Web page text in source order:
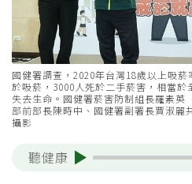
國健署調查，2020年台灣18歲以上吸
於吸菸，3000人死於二手菸害，相當
失去生命。國健署菸害防制組長羅素英
部前部長陳時中、國健署副署長賈淑麗
攝影
聽健康